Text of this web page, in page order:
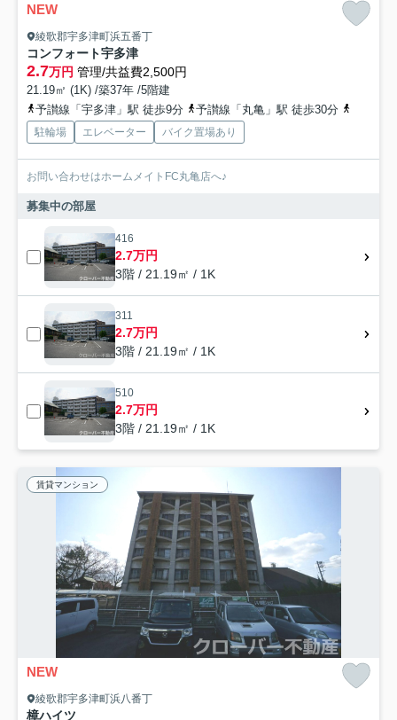
NEW
綾歌郡宇多津町浜五番丁
コンフォート宇多津
2.7万円 管理/共益費2,500円
21.19㎡ (1K) /築37年 /5階建
予讃線「宇多津」駅 徒歩9分
予讃線「丸亀」駅 徒歩30分
駐輪場 エレベーター バイク置場あり
お問い合わせはホームメイトFC丸亀店へ♪
募集中の部屋
416
2.7万円
3階 / 21.19㎡ / 1K
311
2.7万円
3階 / 21.19㎡ / 1K
510
2.7万円
3階 / 21.19㎡ / 1K
賃貸マンション
NEW
綾歌郡宇多津町浜八番丁
樟ハイツ